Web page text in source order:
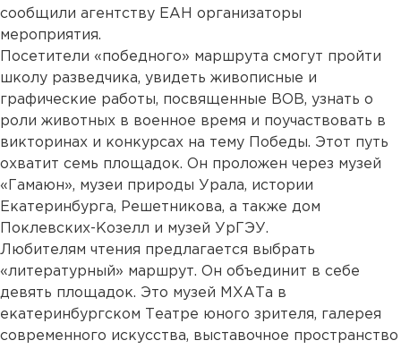
сообщили агентству ЕАН организаторы
мероприятия.
Посетители «победного» маршрута смогут пройти
школу разведчика, увидеть живописные и
графические работы, посвященные ВОВ, узнать о
роли животных в военное время и поучаствовать в
викторинах и конкурсах на тему Победы. Этот путь
охватит семь площадок. Он проложен через музей
«Гамаюн», музеи природы Урала, истории
Екатеринбурга, Решетникова, а также дом
Поклевских-Козелл и музей УрГЭУ.
Любителям чтения предлагается выбрать
«литературный» маршрут. Он объединит в себе
девять площадок. Это музей МХАТа в
екатеринбургском Театре юного зрителя, галерея
современного искусства, выставочное пространство